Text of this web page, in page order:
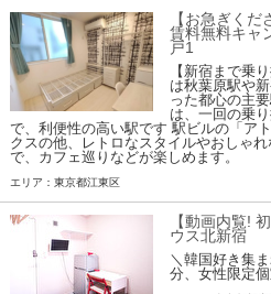
【お急ぎく
賃料無料キャ
戸1
【新宿まで乗
は秋葉原駅や
った都心の主
は、一回の乗
で、利便性の高い駅です 駅ビルの「ア
クスの他、レトロなスタイルやおしゃ
で、カフェ巡りなどが楽しめます。
エリア：東京都江東区
【動画内覧!
ウス北新宿
＼韓国好き集
分、女性限定